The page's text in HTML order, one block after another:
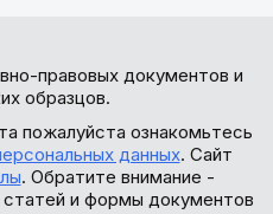
правовых документов и
образцов.
пожалуйста ознакомьтесь
данных. Сайт
. Обратите внимание -
статей и формы документов